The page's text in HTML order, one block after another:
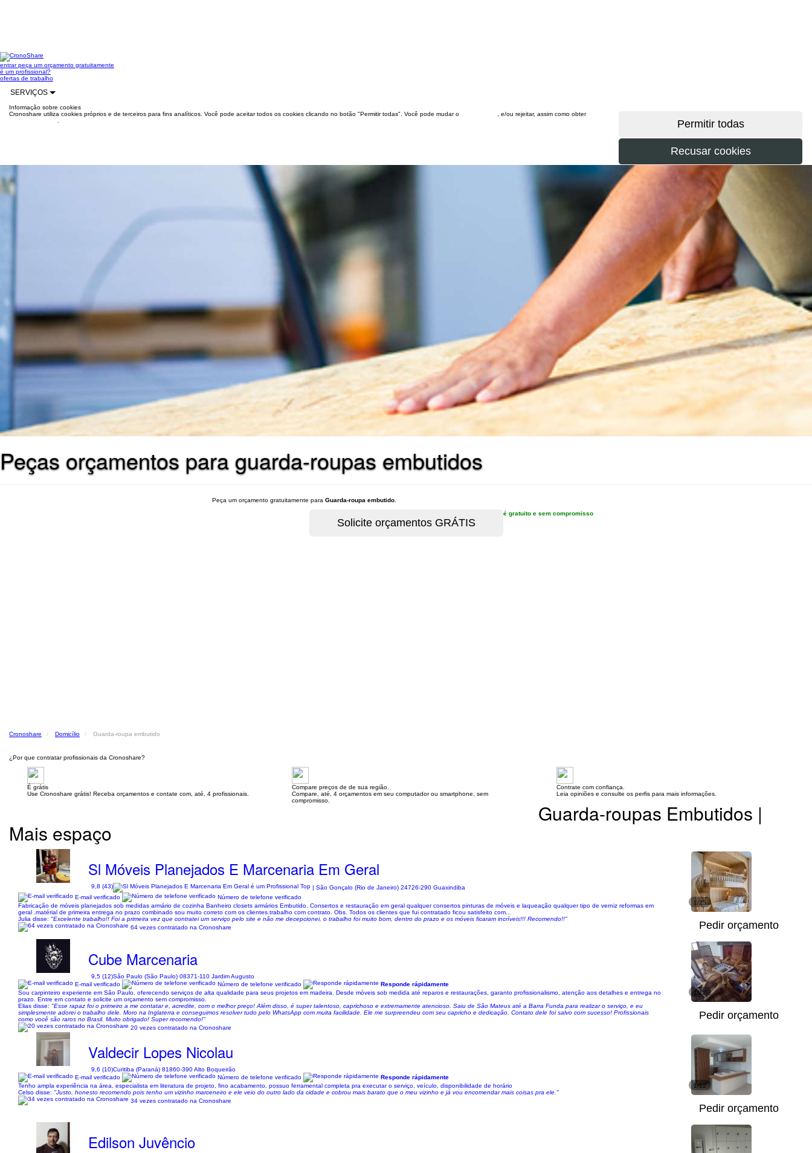
entrarpeça um orçamento gratuitamente
é um profissional?
ofertas de trabalho
SERVIÇOS
Informação sobre cookies
Cronoshare utiliza cookies próprios e de terceiros para fins analíticos. Você pode aceitar todos os cookies clicando no botão "Permitir todas". Você pode mudar o
, e/ou rejeitar, assim como obter
Peças orçamentos para guarda-roupas embutidos
Peça um orçamento gratuitamente para Guarda-roupa embutido
é gratuito e sem compromisso
Cronoshare Domicílio Guarda-roupa embutido
¿Por que contratar profissionais da Cronoshare?
É grátis
Use Cronoshare grátis! Receba orçamentos e contate com, até, 4 profissionais.
Compare preços de de sua região.
Compare, até, 4 orçamentos em seu computador ou smartphone, sem
compromisso.
Contrate com confiança.
Leia opiniões e consulte os perfis para mais informações.
Guarda-roupas Embutidos |
Mais espaço
Sl Móveis Planejados E Marcenaria Em Geral
9,8 (43)
| São Gonçalo (Rio de Janeiro) 24726-290 Guaxindiba
E-mail verificado
Número de telefone verificado
Fabricação de móveis planejados sob medidas armário de cozinha Banheiro closets armários Embutido. Consertos e restauração em geral qualquer consertos pinturas de móveis e laqueação qualquer tipo de verniz reformas em
geral .matérial de primeira entrega no prazo combinado sou muito correto com os clientes.trabalho com contrato. Obs. Todos os clientes que fui contratado ficou satisfeito com...
Julia disse: "Excelente trabalho!! Foi a primeira vez que contratei um serviço pelo site e não me decepcionei, o trabalho foi muito bom, dentro do prazo e os móveis ficaram incríveis!!! Recomendo!!"
64 vezes contratado na Cronoshare
1/25
Pedir orçamento
Cube Marcenaria
9,5 (12)São Paulo (São Paulo) 08371-110 Jardim Augusto
E-mail verificado
Número de telefone verificado
Responde rápidamente
Sou carpinteiro experiente em São Paulo, oferecendo serviços de alta qualidade para seus projetos em madeira. Desde móveis sob medida até reparos e restaurações, garanto profissionalismo, atenção aos detalhes e entrega no
prazo. Entre em contato e solicite um orçamento sem compromisso.
Elias disse: "Esse rapaz foi o primeiro a me contatar e, acredite, com o melhor preço! Além disso, é super talentoso, caprichoso e extremamente atencioso. Saiu de São Mateus até a Barra Funda para realizar o serviço, e eu
simplesmente adorei o trabalho dele. Moro na Inglaterra e conseguimos resolver tudo pelo WhatsApp com muita facilidade. Ele me surpreendeu com seu capricho e dedicação. Contato dele foi salvo com sucesso! Profissionais
como você são raros no Brasil. Muito obrigado! Super recomendo!"
20 vezes contratado na Cronoshare
1/12
Pedir orçamento
Valdecir Lopes Nicolau
9,6 (10)Curitiba (Paraná) 81860-390 Alto Boqueirão
E-mail verificado
Número de telefone verificado
Responde rápidamente
Tenho ampla experiência na área, especialista em literatura de projeto, fino acabamento, possuo ferramental completa pra executar o serviço, veículo, disponibilidade de horário
Celso disse: "Justo, honesto recomendo pois tenho um vizinho marceneiro e ele veio do outro lado da cidade e cobrou mais barato que o meu vizinho e já vou encomendar mais coisas pra ele."
34 vezes contratado na Cronoshare
1/12
Pedir orçamento
Edilson Juvêncio